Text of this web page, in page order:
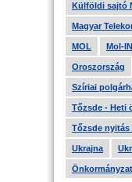
Külföldi sajtó
Magyar
MOL Mol-
Oroszország
Szíriai
Tőzsde - Heti
Tőzsde nyitás
Ukrajna